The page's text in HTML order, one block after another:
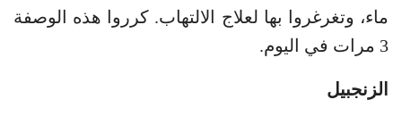
ماء، وتغرغروا بها لعلاج الالتهاب. كرروا هذه الوصفة
3 مرات في اليوم.
الزنجبيل